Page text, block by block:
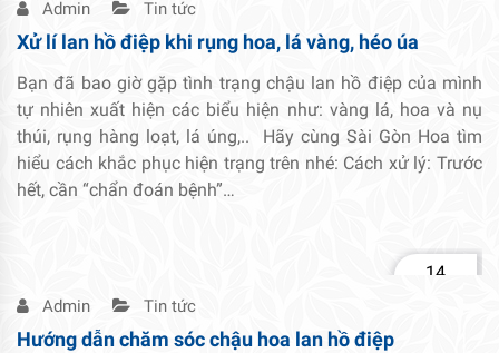
Admin Tin tức
Xử lí lan hồ điệp khi rụng hoa, lá vàng, héo úa
Bạn đã bao giờ gặp tình trạng chậu lan hồ điệp của mình
tự nhiên xuất hiện các biểu hiện như: vàng lá, hoa và nụ
thúi, rụng hàng loạt, lá úng,.. Hãy cùng Sài Gòn Hoa tìm
hiểu cách khắc phục hiện trạng trên nhé: Cách xử lý: Trước
hết, cần “chẩn đoán bệnh”…
14
Admin Tin tức
Hướng dẫn chăm sóc chậu hoa lan hồ điệp